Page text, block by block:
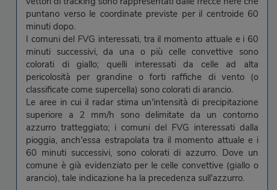
puntano verso le coordinate previste per il centroide 60
minuti dopo.
I comuni del FVG interessati, tra il momento attuale e i 60
minuti successivi, da una o più celle convettive sono
colorati di giallo; quelli interessati da celle ad alta
pericolosità per grandine o forti raffiche di vento (o
classificate come supercella) sono colorati di arancio.
Le aree in cui il radar stima un'intensità di precipitazione
superiore a 2 mm/h sono delimitate da un contorno
azzurro tratteggiato; i comuni del FVG interessati dalla
pioggia, anch'essa estrapolata tra il momento attuale e i
60 minuti successivi, sono colorati di azzurro. Dove un
comune è già evidenziato per le celle convettive (giallo o
arancio), tale indicazione ha la precedenza sull'azzurro.